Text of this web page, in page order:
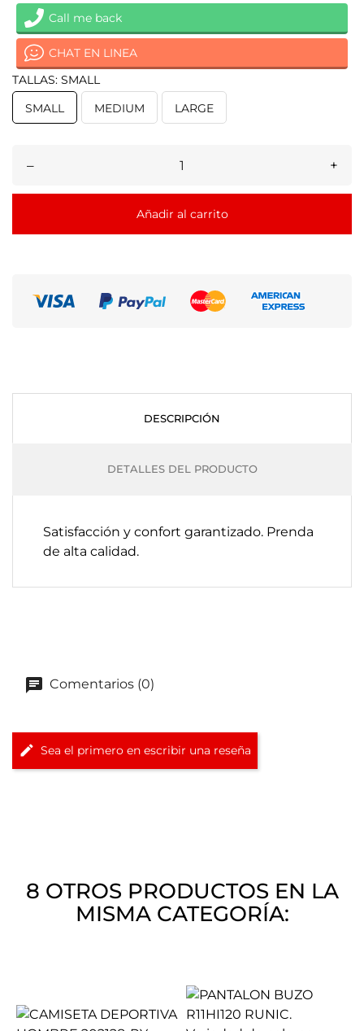
Call me back
CHAT EN LINEA
TALLAS: SMALL
SMALL
MEDIUM LARGE
– +
Añadir al carrito
DESCRIPCIÓN
DETALLES DEL PRODUCTO
Satisfacción y confort garantizado. Prenda
de alta calidad.
Comentarios (0)
Sea el primero en escribir una reseña
8 OTROS PRODUCTOS EN LA
MISMA CATEGORÍA: